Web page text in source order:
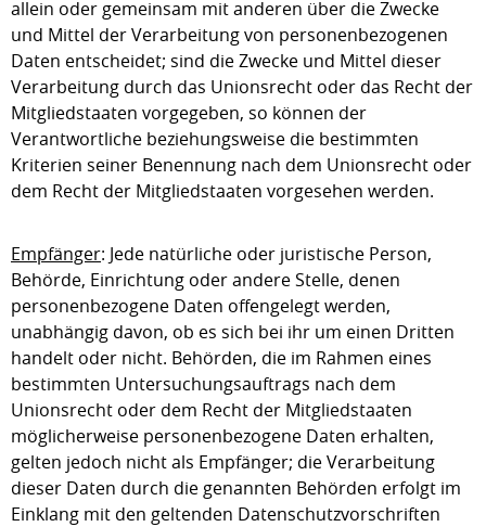
allein oder gemeinsam mit anderen über die Zwecke
und Mittel der Verarbeitung von personenbezogenen
Daten entscheidet; sind die Zwecke und Mittel dieser
Verarbeitung durch das Unionsrecht oder das Recht der
Mitgliedstaaten vorgegeben, so können der
Verantwortliche beziehungsweise die bestimmten
Kriterien seiner Benennung nach dem Unionsrecht oder
dem Recht der Mitgliedstaaten vorgesehen werden.
Empfänger: Jede natürliche oder juristische Person,
Behörde, Einrichtung oder andere Stelle, denen
personenbezogene Daten offengelegt werden,
unabhängig davon, ob es sich bei ihr um einen Dritten
handelt oder nicht. Behörden, die im Rahmen eines
bestimmten Untersuchungsauftrags nach dem
Unionsrecht oder dem Recht der Mitgliedstaaten
möglicherweise personenbezogene Daten erhalten,
gelten jedoch nicht als Empfänger; die Verarbeitung
dieser Daten durch die genannten Behörden erfolgt im
Einklang mit den geltenden Datenschutzvorschriften